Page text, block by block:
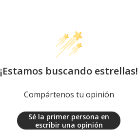
¡Estamos buscando estrellas!
Compártenos tu opinión
Sé la primer persona en
escribir una opinión